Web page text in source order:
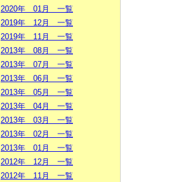
2020年 01月 一覧
2019年 12月 一覧
2019年 11月 一覧
2013年 08月 一覧
2013年 07月 一覧
2013年 06月 一覧
2013年 05月 一覧
2013年 04月 一覧
2013年 03月 一覧
2013年 02月 一覧
2013年 01月 一覧
2012年 12月 一覧
2012年 11月 一覧